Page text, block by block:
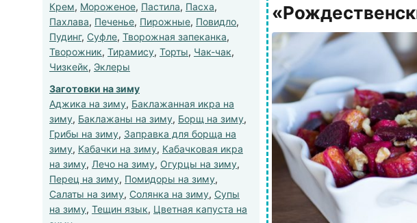
Крем, Мороженое, Пастила, Пасха,
Пахлава, Печенье, Пирожные, Повидло,
Пудинг, Суфле, Творожная запеканка,
Творожник, Тирамису, Торты, Чак-чак,
Чизкейк, Эклеры
Заготовки на зиму
Аджика на зиму, Баклажанная икра на
зиму, Баклажаны на зиму, Борщ на зиму,
Грибы на зиму, Заправка для борща на
зиму, Кабачки на зиму, Кабачковая икра
на зиму, Лечо на зиму, Огурцы на зиму,
Перец на зиму, Помидоры на зиму,
Салаты на зиму, Солянка на зиму, Супы
на зиму, Тещин язык, Цветная капуста на